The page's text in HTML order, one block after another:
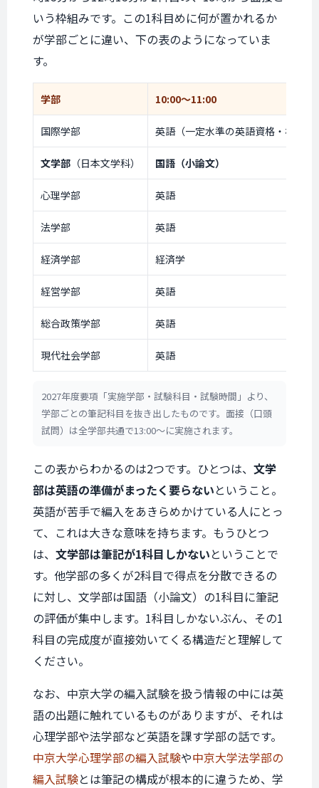
いう枠組みです。この1科目めに何が置かれるか
が学部ごとに違い、下の表のようになっていま
す。
学部 10:00〜11:00
国際学部 英語（一定水準の英語資格・検定
文学部 （日本文学科） 国語（小論文）
心理学部 英語
法学部 英語
経済学部 経済学
経営学部 英語
総合政策学部 英語
現代社会学部 英語
2027年度要項「実施学部・試験科目・試験時間」より、
学部ごとの筆記科目を抜き出したものです。面接（口頭
試問）は全学部共通で13:00〜に実施されます。
この表からわかるのは2つです。ひとつは、 文学
部は英語の準備がまったく要らないということ。
英語が苦手で編入をあきらめかけている人にとっ
て、これは大きな意味を持ちます。もうひとつ
は、 文学部は筆記が1科目しかないということで
す。他学部の多くが2科目で得点を分散できるの
に対し、文学部は国語（小論文）の1科目に筆記
の評価が集中します。1科目しかないぶん、その1
科目の完成度が直接効いてくる構造だと理解して
ください。
なお、中京大学の編入試験を扱う情報の中には英
語の出題に触れているものがありますが、それは
心理学部や法学部など英語を課す学部の話です。
中京大学心理学部の編入試験や中京大学法学部の
編入試験とは筆記の構成が根本的に違うため、学